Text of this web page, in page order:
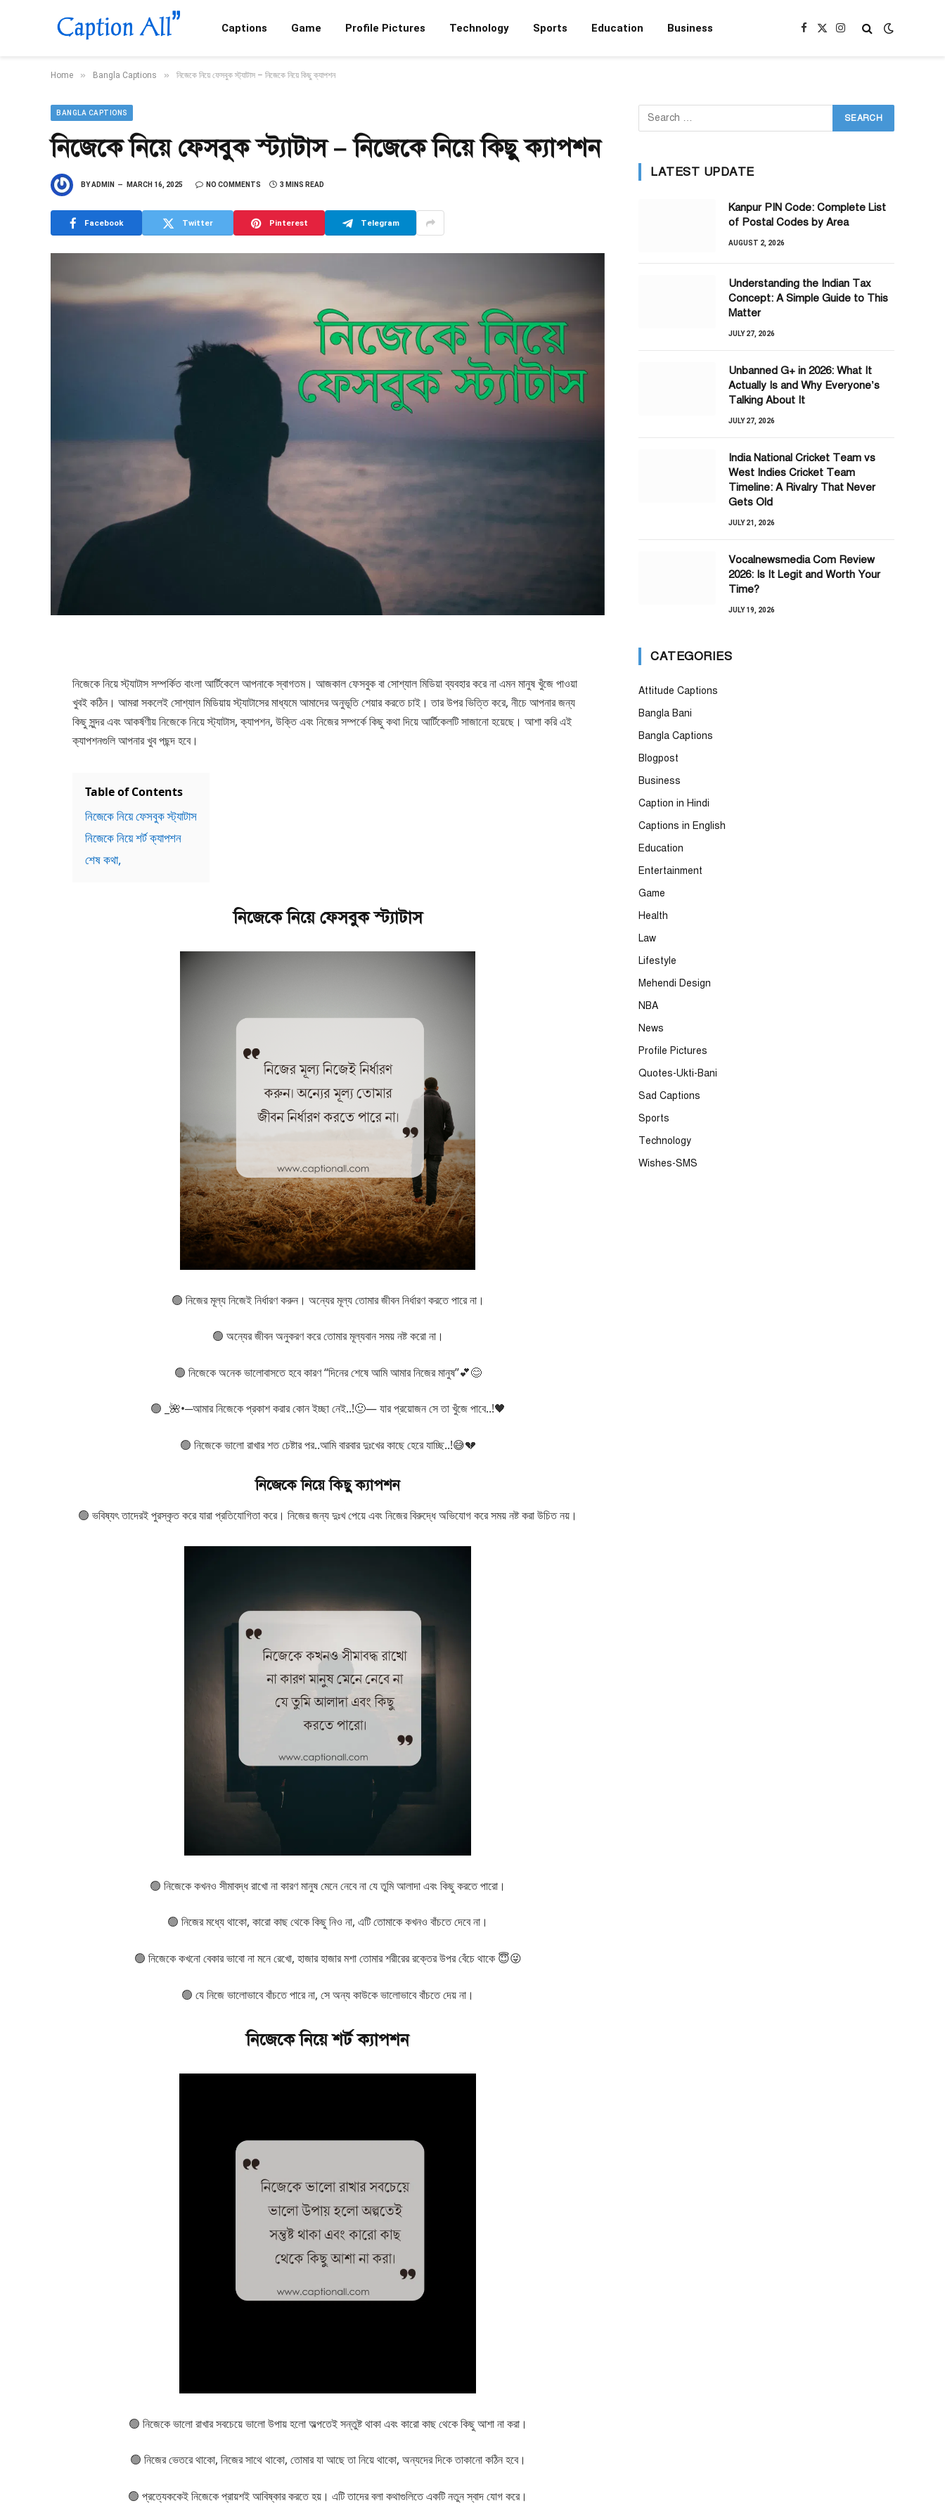
Captions Game Profile Pictures Technology Sports Education Business Facebook
X
Instagram
Home » Bangla Captions » নিজেকে নিয়ে ফেসবুক স্ট্যাটাস – নিজেকে নিয়ে কিছু ক্যাপশন
BANGLA CAPTIONS
নিজেকে নিয়ে ফেসবুক স্ট্যাটাস – নিজেকে নিয়ে কিছু ক্যাপশন
BYADMIN MARCH 16, 2025 NO COMMENTS 3 MINS READ
Facebook Twitter Pinterest Telegram
নিজেকে নিয়ে স্ট্যাটাস সম্পর্কিত বাংলা আর্টিকেলে আপনাকে স্বাগতম। আজকাল ফেসবুক বা সোশ্যাল মিডিয়া ব্যবহার করে না এমন মানুষ খুঁজে পাওয়া
খুবই কঠিন। আমরা সকলেই সোশ্যাল মিডিয়ায় স্ট্যাটাসের মাধ্যমে আমাদের অনুভূতি শেয়ার করতে চাই। তার উপর ভিত্তি করে, নীচে আপনার জন্য
কিছু সুন্দর এবং আকর্ষণীয় নিজেকে নিয়ে স্ট্যাটাস, ক্যাপশন, উক্তি এবং নিজের সম্পর্কে কিছু কথা দিয়ে আর্টিকেলটি সাজানো হয়েছে। আশা করি এই
ক্যাপশনগুলি আপনার খুব পছন্দ হবে।
Table of Contents
নিজেকে নিয়ে ফেসবুক স্ট্যাটাস
নিজেকে নিয়ে শর্ট ক্যাপশন
শেষ কথা,
নিজেকে নিয়ে ফেসবুক স্ট্যাটাস
🟢 নিজের মূল্য নিজেই নির্ধারণ করুন। অন্যের মূল্য তোমার জীবন নির্ধারণ করতে পারে না।
🟢 অন্যের জীবন অনুকরণ করে তোমার মূল্যবান সময় নষ্ট করো না।
🟢 নিজেকে অনেক ভালোবাসতে হবে কারণ “দিনের শেষে আমি আমার নিজের মানুষ”💕😊
🟢 _🌺•─আমার নিজেকে প্রকাশ করার কোন ইচ্ছা নেই..!🙂— যার প্রয়োজন সে তা খুঁজে পাবে..!🖤
🟢 নিজেকে ভালো রাখার শত চেষ্টার পর..আমি বারবার দুঃখের কাছে হেরে যাচ্ছি..!😅💔
নিজেকে নিয়ে কিছু ক্যাপশন
🟢 ভবিষ্যৎ তাদেরই পুরস্কৃত করে যারা প্রতিযোগিতা করে। নিজের জন্য দুঃখ পেয়ে এবং নিজের বিরুদ্ধে অভিযোগ করে সময় নষ্ট করা উচিত নয়।
🟢 নিজেকে কখনও সীমাবদ্ধ রাখো না কারণ মানুষ মেনে নেবে না যে তুমি আলাদা এবং কিছু করতে পারো।
🟢 নিজের মধ্যে থাকো, কারো কাছ থেকে কিছু নিও না, এটি তোমাকে কখনও বাঁচতে দেবে না।
🟢 নিজেকে কখনো বেকার ভাবো না মনে রেখো, হাজার হাজার মশা তোমার শরীরের রক্তের উপর বেঁচে থাকে 😇😜
🟢 যে নিজে ভালোভাবে বাঁচতে পারে না, সে অন্য কাউকে ভালোভাবে বাঁচতে দেয় না।
নিজেকে নিয়ে শর্ট ক্যাপশন
🟢 নিজেকে ভালো রাখার সবচেয়ে ভালো উপায় হলো অল্পতেই সন্তুষ্ট থাকা এবং কারো কাছ থেকে কিছু আশা না করা।
🟢 নিজের ভেতরে থাকো, নিজের সাথে থাকো, তোমার যা আছে তা নিয়ে থাকো, অন্যদের দিকে তাকানো কঠিন হবে।
🟢 প্রত্যেককেই নিজেকে প্রায়শই আবিষ্কার করতে হয়। এটি তাদের বলা কথাগুলিতে একটি নতুন স্বাদ যোগ করে।
LATEST UPDATE
Kanpur PIN Code: Complete List
of Postal Codes by Area
AUGUST 2, 2026
Understanding the Indian Tax
Concept: A Simple Guide to This
Matter
JULY 27, 2026
Unbanned G+ in 2026: What It
Actually Is and Why Everyone’s
Talking About It
JULY 27, 2026
India National Cricket Team vs
West Indies Cricket Team
Timeline: A Rivalry That Never
Gets Old
JULY 21, 2026
Vocalnewsmedia Com Review
2026: Is It Legit and Worth Your
Time?
JULY 19, 2026
CATEGORIES
Attitude Captions
Bangla Bani
Bangla Captions
Blogpost
Business
Caption in Hindi
Captions in English
Education
Entertainment
Game
Health
Law
Lifestyle
Mehendi Design
NBA
News
Profile Pictures
Quotes-Ukti-Bani
Sad Captions
Sports
Technology
Wishes-SMS